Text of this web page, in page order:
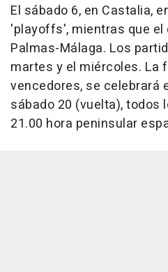
El sábado 6, en Castalia,
'playoffs', mientras que el
Palmas-Málaga. Los
martes y el miércoles. La
vencedores, se celebrará
sábado 20 (vuelta), todos
21.00 hora peninsular